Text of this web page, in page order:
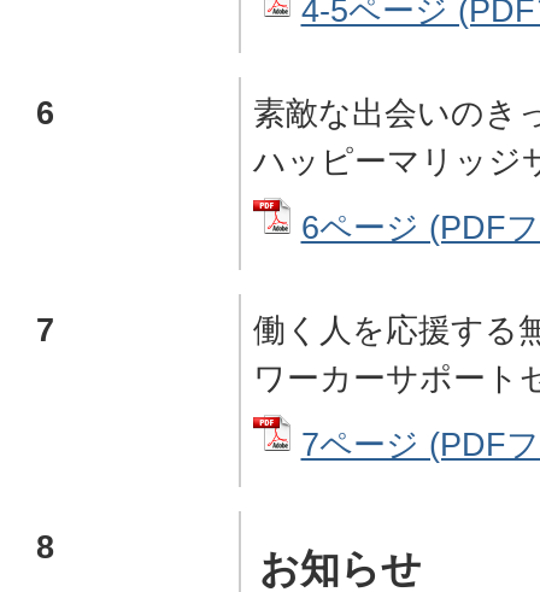
4-5ページ
6
素敵な出会いのき
ハッピーマリッジ
6ページ (PDF
7
働く人を応援する
ワーカーサポート
7ページ (PDF
8 お知らせ